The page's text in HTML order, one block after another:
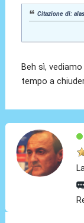
Citazione di:
Beh sì,
tempo a